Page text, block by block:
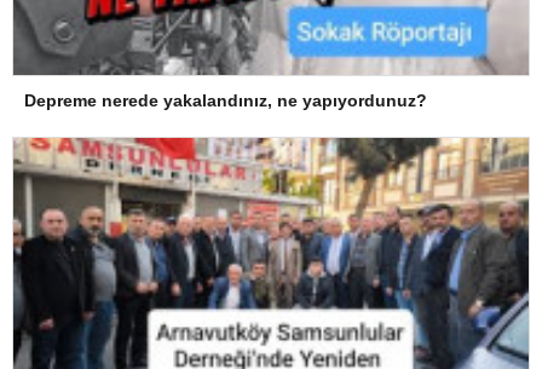
Depreme nerede yakalandınız, ne yapıyordunuz?